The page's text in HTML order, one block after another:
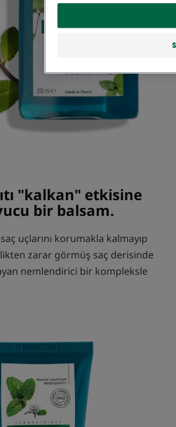
"kalkan" etkisine
bir balsam.
uçlarını korumakla kalmayıp
zarar görmüş saç derisinde
nemlendirici bir kompleksle